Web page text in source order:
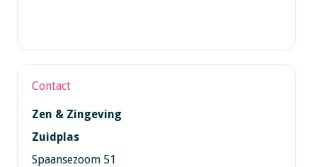
Contact
Zen & Zingeving
Zuidplas
Spaansezoom 51